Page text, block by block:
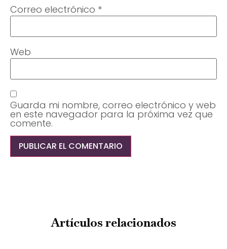
Correo electrónico *
Web
Guarda mi nombre, correo electrónico y web
en este navegador para la próxima vez que
comente.
Artículos relacionados